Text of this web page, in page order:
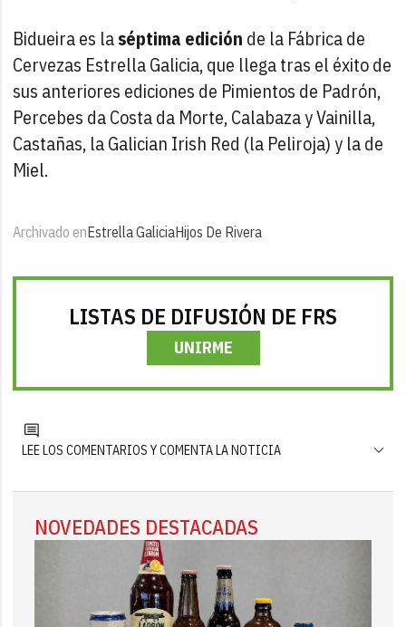
Bidueira es laséptima edición de la Fábrica de
Cervezas Estrella Galicia, que llega tras el éxito de
sus anteriores ediciones de Pimientos de Padrón,
Percebes da Costa da Morte, Calabaza y Vainilla,
Castañas, la Galician Irish Red (la Peliroja) y la de
Miel.
Archivado enEstrella GaliciaHijos De Rivera
LISTAS DE DIFUSIÓN DE FRS
UNIRME
LEE LOS COMENTARIOS Y COMENTA LA NOTICIA
NOVEDADES DESTACADAS